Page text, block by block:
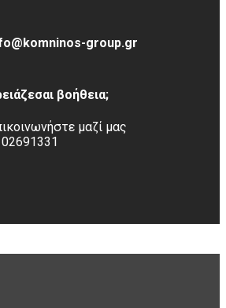
group.gr
βοήθεια;
μαζί μας